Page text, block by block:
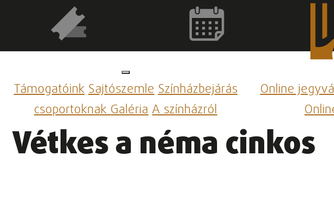
TámogatóinkSajtószemleSzínházbejárás
csoportoknakGalériaA színházról
Online
Vétkes a néma cinkos